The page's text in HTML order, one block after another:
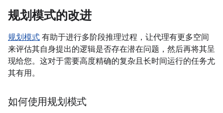
规划模式的改进
规划模式 有助于进行多阶段推理过程，让代理有更多空间
来评估其自身提出的逻辑是否存在潜在问题，然后再将其呈
现给您。这对于需要高度精确的复杂且长时间运行的任务尤
其有用。
如何使用规划模式